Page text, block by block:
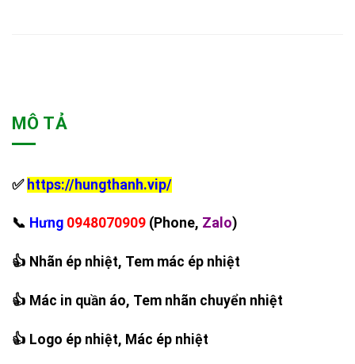
MÔ TẢ
✅ https://hungthanh.vip/
‪📞 Hưng 0948070909 (Phone, Zalo)
👍 Nhãn ép nhiệt, Tem mác ép nhiệt
👍 Mác in quần áo, Tem nhãn chuyển nhiệt
👍 Logo ép nhiệt, Mác ép nhiệt